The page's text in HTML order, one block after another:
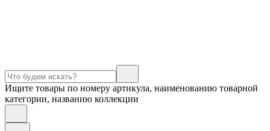
Ищите товары по номеру артикула, наименованию товарной
категории, названию коллекции